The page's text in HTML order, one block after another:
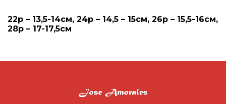
22р – 13,5-14см, 24р – 14,5 – 15см, 26р – 15,5-16см,
28р – 17-17,5см